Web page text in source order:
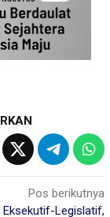
Pos berikutnya
Eksekutif-Legislatif,